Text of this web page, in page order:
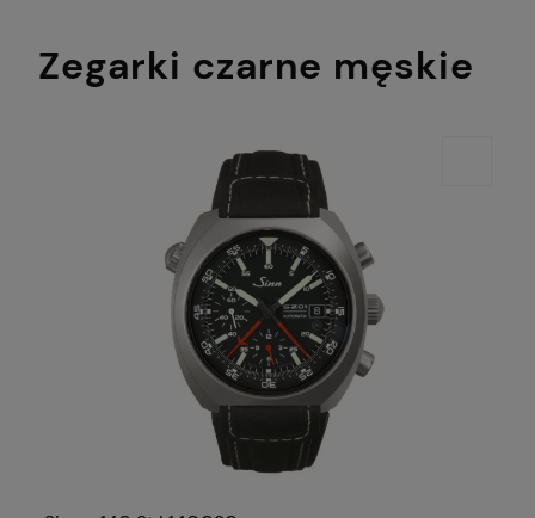
Zegarki czarne męskie